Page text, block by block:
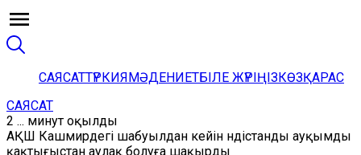
САЯСАТТҮРКИЯМӘДЕНИЕТБІЛЕ ЖҮРІҢІЗКӨЗҚАРАС
САЯСАТ
2 ... минут оқылды
АҚШ Кашмирдегі шабуылдан кейін Үндістанды ауқымды
қақтығыстан аулақ болуға шақырды